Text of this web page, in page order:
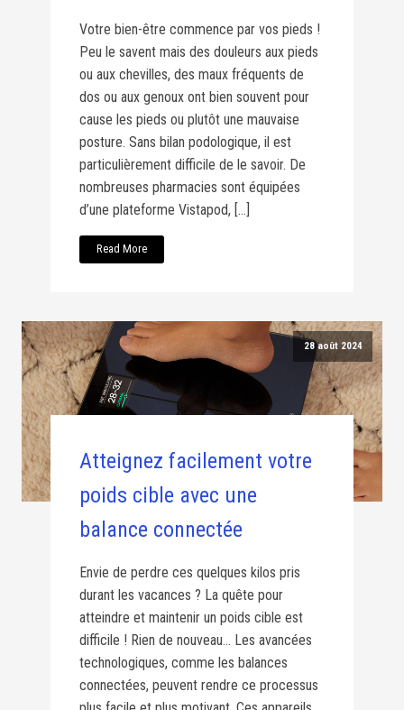
Votre bien-être commence par vos pieds !
Peu le savent mais des douleurs aux pieds
ou aux chevilles, des maux fréquents de
dos ou aux genoux ont bien souvent pour
cause les pieds ou plutôt une mauvaise
posture. Sans bilan podologique, il est
particulièrement difficile de le savoir. De
nombreuses pharmacies sont équipées
d’une plateforme Vistapod, […]
Read More
28 août 2024
Atteignez facilement votre
poids cible avec une
balance connectée
Envie de perdre ces quelques kilos pris
durant les vacances ? La quête pour
atteindre et maintenir un poids cible est
difficile ! Rien de nouveau… Les avancées
technologiques, comme les balances
connectées, peuvent rendre ce processus